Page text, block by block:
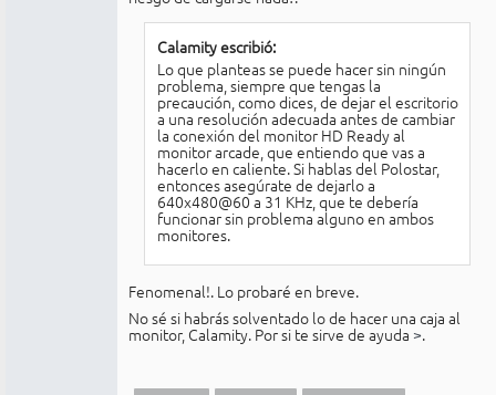
Calamity escribió:
Lo que planteas se puede hacer sin ningún
problema, siempre que tengas la
precaución, como dices, de dejar el escritorio
a una resolución adecuada antes de cambiar
la conexión del monitor HD Ready al
monitor arcade, que entiendo que vas a
hacerlo en caliente. Si hablas del Polostar,
entonces asegúrate de dejarlo a
640x480@60 a 31 KHz, que te debería
funcionar sin problema alguno en ambos
monitores.
Fenomenal!. Lo probaré en breve.
No sé si habrás solventado lo de hacer una caja al
monitor, Calamity. Por si te sirve de ayuda >.